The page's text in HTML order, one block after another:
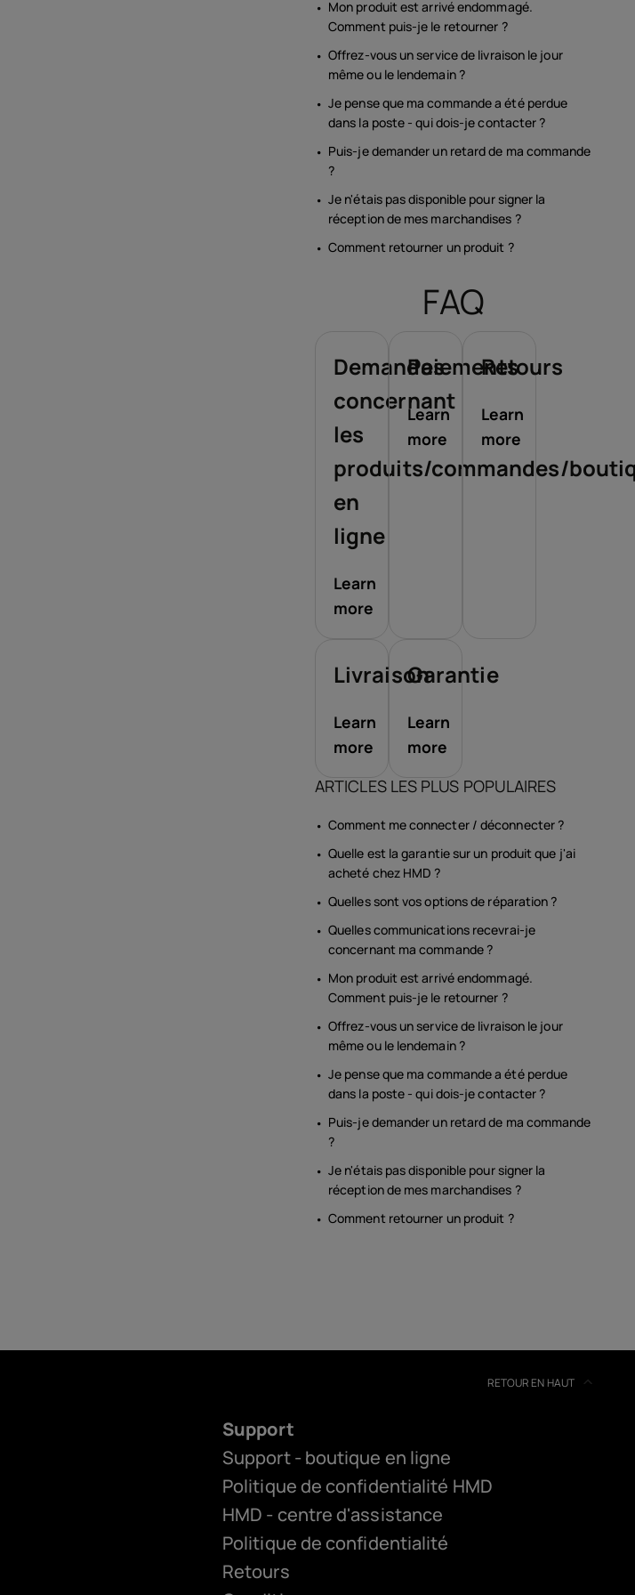
Mon produit est arrivé endommagé.
Comment puis-je le retourner ?
Offrez-vous un service de livraison le jour
même ou le lendemain ?
Je pense que ma commande a été perdue
dans la poste - qui dois-je contacter ?
Puis-je demander un retard de ma commande
?
Je n'étais pas disponible pour signer la
réception de mes marchandises ?
Comment retourner un produit ?
FAQ
Demandes
concernant
les
produits/commandes/
en
ligne
Learn
more
Paiements
Learn
more
Retours
Learn
more
Livraison
Learn
more
Garantie
Learn
more
ARTICLES LES PLUS POPULAIRES
Comment me connecter / déconnecter ?
Quelle est la garantie sur un produit que j'ai
acheté chez HMD ?
Quelles sont vos options de réparation ?
Quelles communications recevrai-je
concernant ma commande ?
Mon produit est arrivé endommagé.
Comment puis-je le retourner ?
Offrez-vous un service de livraison le jour
même ou le lendemain ?
Je pense que ma commande a été perdue
dans la poste - qui dois-je contacter ?
Puis-je demander un retard de ma commande
?
Je n'étais pas disponible pour signer la
réception de mes marchandises ?
Comment retourner un produit ?
RETOUR EN HAUT
Support
Support - boutique en ligne
Politique de confidentialité HMD
HMD - centre d'assistance
Politique de confidentialité
Retours